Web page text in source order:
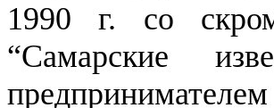
1990 г. со
“Самарские